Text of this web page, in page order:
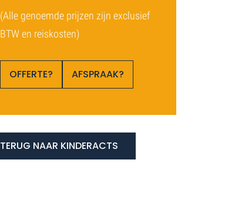
(Alle genoemde prijzen zijn exclusief
BTW en reiskosten)
OFFERTE? AFSPRAAK?
TERUG NAAR KINDERACTS